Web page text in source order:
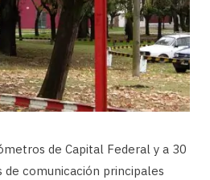
de Capital Federal y a 30
de comunicación principales